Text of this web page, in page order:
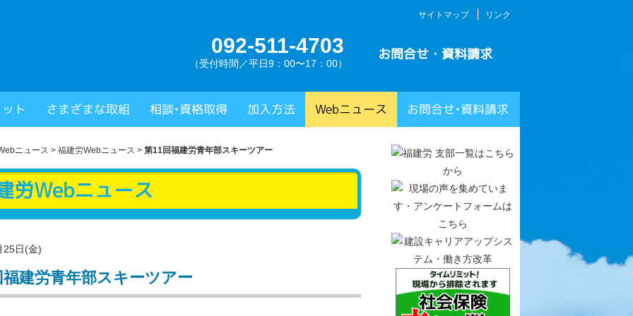
サイトマップ リンク
092-511-4703
（受付時間／平日9：00〜17：00）
お問合せ・資料請求
ト さまざまな取組 相談•資格取得 加入方法 Webニュース お問合せ•資料請求
ニュース > 福建労Webニュース > 第11回福建労青年部スキーツアー
労Webニュース
25日(金)
福建労青年部スキーツアー